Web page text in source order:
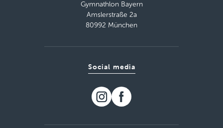
Gymnathlon Bayern
Amslerstraße 2a
80992 München
Social media